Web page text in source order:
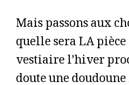
Mais passons aux
quelle sera LA
vestiaire l’hiver
doute une